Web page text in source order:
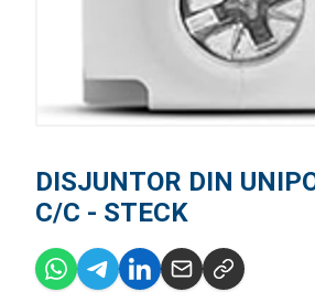
DISJUNTOR DIN
C/C - STECK